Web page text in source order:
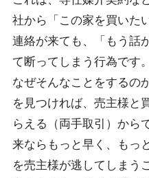
社から「この家を買いた
連絡が来ても、「もう話
て断ってしまう行為です。
なぜそんなことをするの
を見つければ、売主様と
らえる（両手取引）から
来ならもっと早く、もっ
を売主様が逃してしまう